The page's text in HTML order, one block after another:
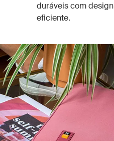
duráveis com
eficiente.